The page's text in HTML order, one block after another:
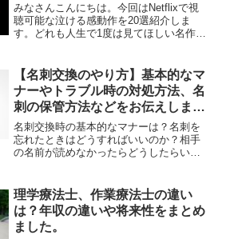
みなさんこんにちは。今回はNetflixで視
聴可能な泣ける感動作を20選紹介しま
す。どれも人生で1度は見てほしい名作ば
思います。その時の気分に合わせて気に
なったものからぜひ、ご視聴ください。
【名刺交換のやり方】基本的なマ
ナーやトラブル時の対処方法、名
刺の保管方法などをお伝えしま
す。
名刺交換時の基本的なマナーは？名刺を
忘れたときはどうすればいいのか？相手
の名前が読めなかったらどうしたらいい
刺交換のやり方について確認したい方向
けの記事になっています。
理学療法士、作業療法士の違い
は？年収の違いや将来性をまとめ
ました。